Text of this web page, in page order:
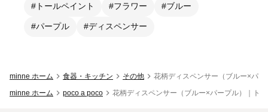
#トールペイント #フラワー #ブルー
#パープル #ディスペンサー
minne ホーム 食器・キッチン その他
花柄ディスペンサー（ブルー×パ
minne ホーム
poco a poco 花柄ディスペンサー（ブルー×パープル）｜ト